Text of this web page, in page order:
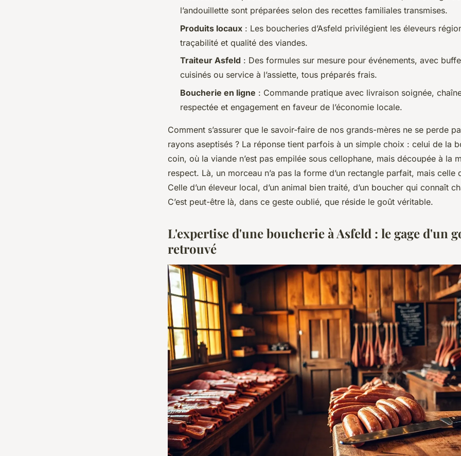
l’andouillette sont préparées selon des recettes familiales transmises.
Produits locaux : Les boucheries d’Asfeld privilégient les éleveurs
traçabilité et qualité des viandes.
Traiteur Asfeld : Des formules sur mesure pour événements, avec
cuisinés ou service à l’assiette, tous préparés frais.
Boucherie en ligne : Commande pratique avec livraison soignée,
respectée et engagement en faveur de l’économie locale.
Comment s’assurer que le savoir-faire de nos grands-mères ne se perde
rayons aseptisés ? La réponse tient parfois à un simple choix : celui de la
coin, où la viande n’est pas empilée sous cellophane, mais découpée à la
respect. Là, un morceau n’a pas la forme d’un rectangle parfait, mais celle
Celle d’un éleveur local, d’un animal bien traité, d’un boucher qui connaît
C’est peut-être là, dans ce geste oublié, que réside le goût véritable.
L'expertise d'une boucherie à Asfeld : le gage d'un
retrouvé